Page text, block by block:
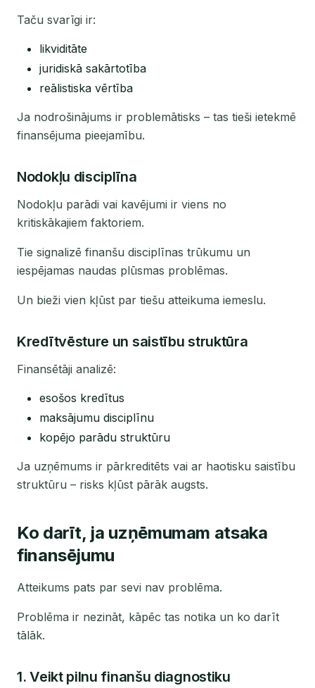
Taču svarīgi ir:
likviditāte
juridiskā sakārtotība
reālistiska vērtība
Ja nodrošinājums ir problemātisks – tas tieši ietekmē
finansējuma pieejamību.
Nodokļu disciplīna
Nodokļu parādi vai kavējumi ir viens no
kritiskākajiem faktoriem.
Tie signalizē finanšu disciplīnas trūkumu un
iespējamas naudas plūsmas problēmas.
Un bieži vien kļūst par tiešu atteikuma iemeslu.
Kredītvēsture un saistību struktūra
Finansētāji analizē:
esošos kredītus
maksājumu disciplīnu
kopējo parādu struktūru
Ja uzņēmums ir pārkreditēts vai ar haotisku saistību
struktūru – risks kļūst pārāk augsts.
Ko darīt, ja uzņēmumam atsaka
finansējumu
Atteikums pats par sevi nav problēma.
Problēma ir nezināt, kāpēc tas notika un ko darīt
tālāk.
1. Veikt pilnu finanšu diagnostiku